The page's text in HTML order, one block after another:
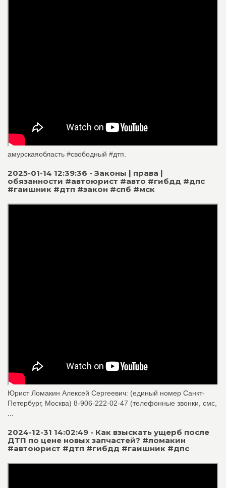
амурскаяобласть #свободный #дтп.
2025-01-14 12:39:36 - Законы | права |
обязанности #автоюрист #авто #гибдд #дпс
#гаишник #дтп #закон #спб #мск
Юрист Ломакин Алексей Сергеевич: (единый номер Санкт-
Петербург, Москва) 8-906-222-02-47 (телефонные звонки, смс,
2024-12-31 14:02:49 - Как взыскать ущерб после
ДТП по цене новых запчастей? #ломакин
#автоюрист #дтп #гибдд #гаишник #дпс